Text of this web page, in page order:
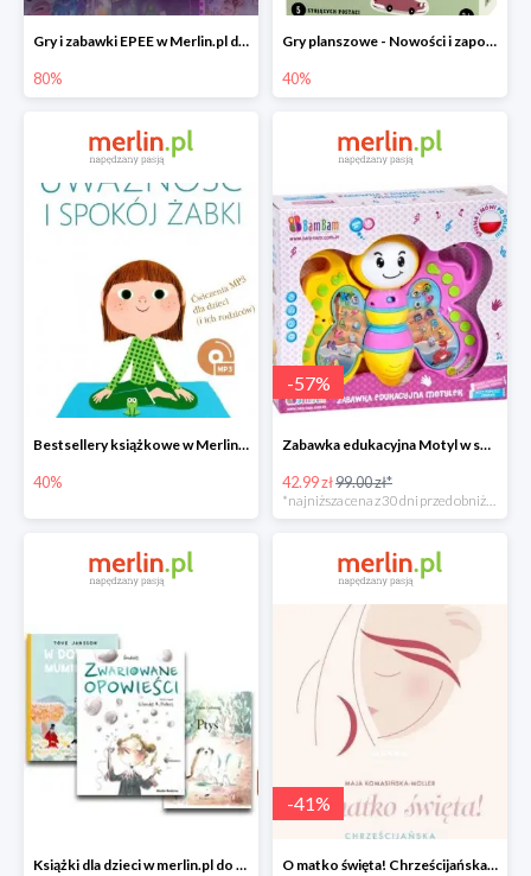
Gry i zabawki EPEE w Merlin.pl do -80%
80%
Gry planszowe - Nowości i zapowiedzi w Merlin.pl do -40%
40%
Bestsellery książkowe w Merlin.pl do -40%
40%
-57%
Zabawka edukacyjna Motyl w super cenie
42.99 zł99.00 zł*
Książki dla dzieci w merlin.pl do -40%
-41%
O matko święta! Chrześcijańska mama od A do Z -41%